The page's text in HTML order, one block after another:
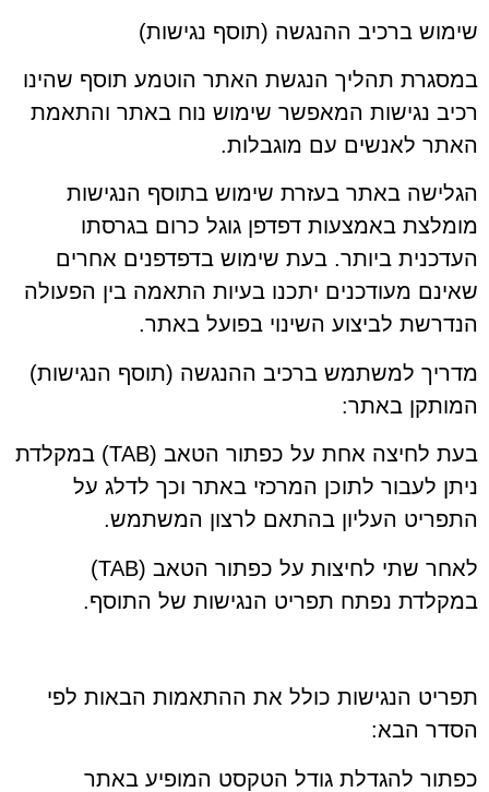
שימוש ברכיב ההנגשה (תוסף נגישות)
במסגרת תהליך הנגשת האתר הוטמע תוסף שהינו
רכיב נגישות המאפשר שימוש נוח באתר והתאמת
האתר לאנשים עם מוגבלות.
הגלישה באתר בעזרת שימוש בתוסף הנגישות
מומלצת באמצעות דפדפן גוגל כרום בגרסתו
העדכנית ביותר. בעת שימוש בדפדפנים אחרים
שאינם מעודכנים יתכנו בעיות התאמה בין הפעולה
הנדרשת לביצוע השינוי בפועל באתר.
מדריך למשתמש ברכיב ההנגשה (תוסף הנגישות)
המותקן באתר:
בעת לחיצה אחת על כפתור הטאב (TAB) במקלדת
ניתן לעבור לתוכן המרכזי באתר וכך לדלג על
התפריט העליון בהתאם לרצון המשתמש.
לאחר שתי לחיצות על כפתור הטאב (TAB)
במקלדת נפתח תפריט הנגישות של התוסף.
תפריט הנגישות כולל את ההתאמות הבאות לפי
הסדר הבא:
כפתור להגדלת גודל הטקסט המופיע באתר